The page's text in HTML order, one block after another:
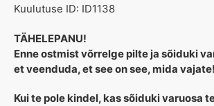
Kuulutuse ID: ID1138
TÄHELEPANU!
Enne ostmist võrrelge pilte ja sõiduki
et veenduda, et see on see, mida vajate!
Kui te pole kindel, kas sõiduki varuosa